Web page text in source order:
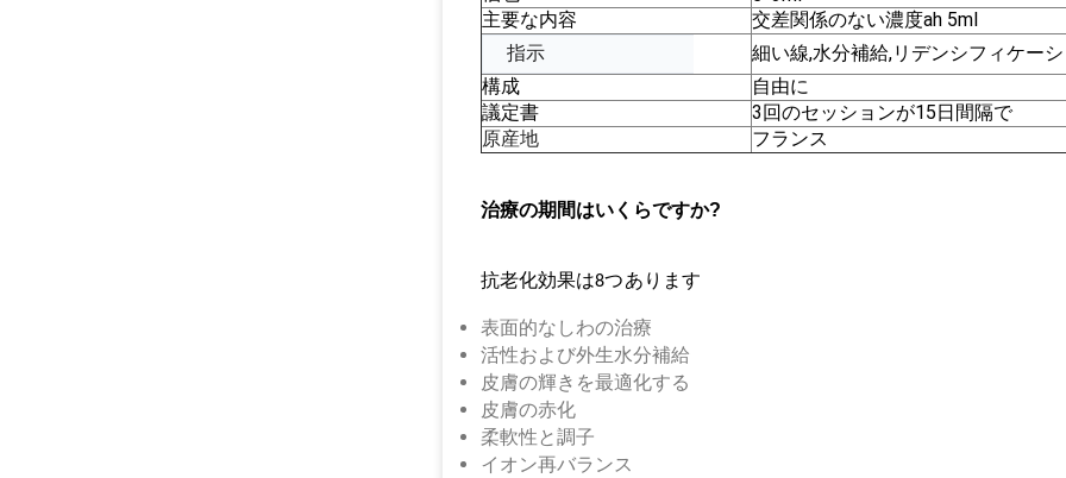
主要な内容
交差関係のない濃度ah 5ml
指示
細い線,水分補給,リデンシフィケー
構成
自由に
議定書
3回のセッションが15日間隔で
原産地
フランス
治療の期間はいくらですか?
抗老化効果は8つあります
表面的なしわの治療
活性および外生水分補給
皮膚の輝きを最適化する
皮膚の赤化
柔軟性と調子
イオン再バランス